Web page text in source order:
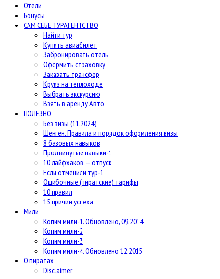
Отели
Бонусы
САМ СЕБЕ ТУРАГЕНТСТВО
Найти тур
Купить авиабилет
Забронировать отель
Оформить страховку
Заказать трансфер
Круиз на теплоходе
Выбрать экскурсию
Взять в аренду Авто
ПОЛЕЗНО
Без визы (11.2024)
Шенген. Правила и порядок оформления визы
8 базовых навыков
Продвинутые навыки-1
10 лайфхаков — отпуск
Если отменили тур-1
Ошибочные (пиратские) тарифы
10 правил
15 причин успеха
Мили
Копим мили-1. Обновлено, 09.2014
Копим мили-2
Копим мили-3
Копим мили-4. Обновлено 12.2015
О пиратах
Disclaimer